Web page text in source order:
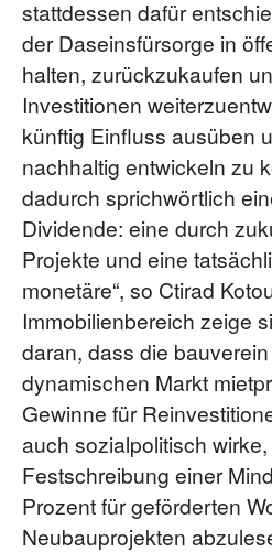
stattdessen dafür
der Daseinsfürsorge in
halten, zurückzukaufen
Investitionen
künftig Einfluss ausüben
nachhaltig entwickeln zu
dadurch sprichwörtlich
Dividende: eine durch
Projekte und eine
monetäre“, so Ctirad
Immobilienbereich zeige
daran, dass die
dynamischen Markt
Gewinne für
auch sozialpolitisch
Festschreibung einer
Prozent für geförderten
Neubauprojekten